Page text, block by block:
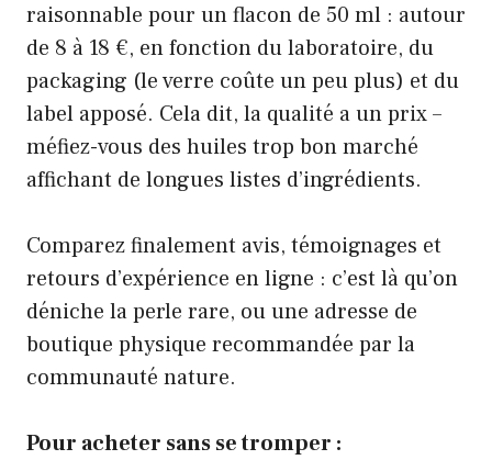
raisonnable pour un flacon de 50 ml : autour
de 8 à 18 €, en fonction du laboratoire, du
packaging (le verre coûte un peu plus) et du
label apposé. Cela dit, la qualité a un prix –
méfiez-vous des huiles trop bon marché
affichant de longues listes d’ingrédients.
Comparez finalement avis, témoignages et
retours d’expérience en ligne : c’est là qu’on
déniche la perle rare, ou une adresse de
boutique physique recommandée par la
communauté nature.
Pour acheter sans se tromper :